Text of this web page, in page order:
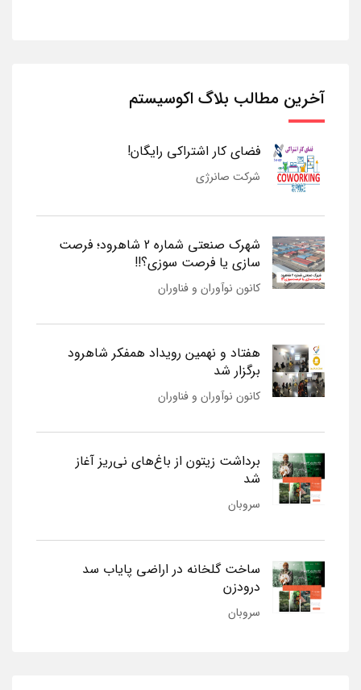
آخرین مطالب بلاگ اکوسیستم
فضای کار اشتراکی رایگان!
شرکت صانرژی
شهرک صنعتی شماره 2 شاهرود؛ فرصت
سازی یا فرصت سوزی؟!!
کانون نوآوران و فناوران
هفتاد و نهمین رویداد همفکر شاهرود
برگزار شد
کانون نوآوران و فناوران
برداشت زیتون از باغ‌های نی‌ریز آغاز
شد
سروبان
ساخت گلخانه در اراضی پایاب سد
درودزن
سروبان